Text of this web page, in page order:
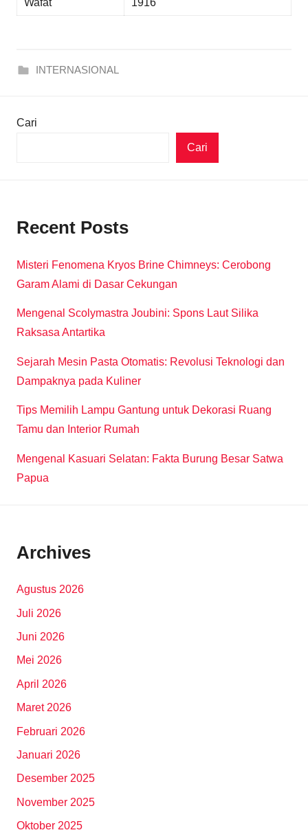
Wafat 1916
INTERNASIONAL
Cari
Cari
Recent Posts
Misteri Fenomena Kryos Brine Chimneys: Cerobong
Garam Alami di Dasar Cekungan
Mengenal Scolymastra Joubini: Spons Laut Silika
Raksasa Antartika
Sejarah Mesin Pasta Otomatis: Revolusi Teknologi dan
Dampaknya pada Kuliner
Tips Memilih Lampu Gantung untuk Dekorasi Ruang
Tamu dan Interior Rumah
Mengenal Kasuari Selatan: Fakta Burung Besar Satwa
Papua
Archives
Agustus 2026
Juli 2026
Juni 2026
Mei 2026
April 2026
Maret 2026
Februari 2026
Januari 2026
Desember 2025
November 2025
Oktober 2025